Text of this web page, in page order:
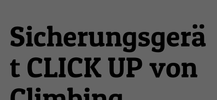
Sicherungsgerä
t CLICK UP von